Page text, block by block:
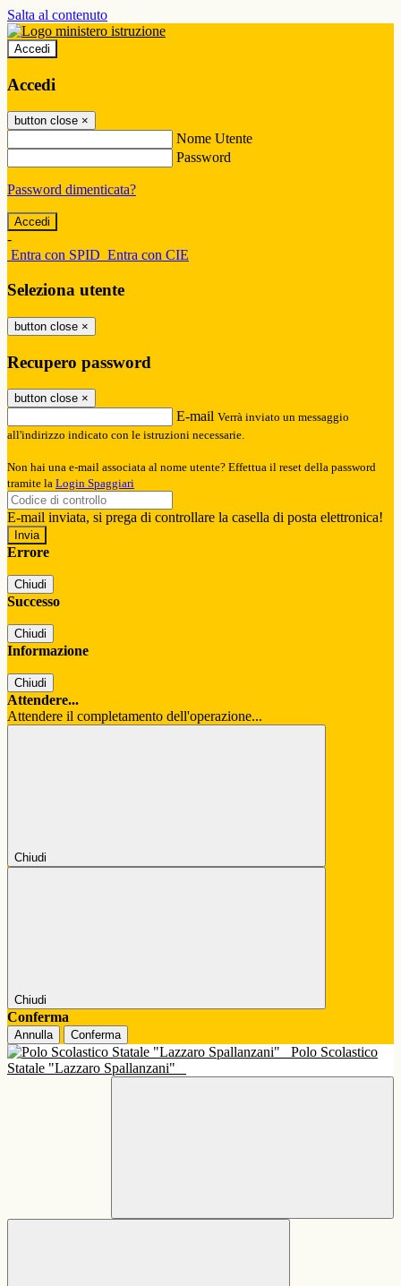
Salta al contenuto
Accedi
Accedi
button close ×
Nome Utente
Password
Password dimenticata?
-
Entra con SPID Entra con CIE
Seleziona utente
button close ×
Recupero password
button close ×
E-mail Verrà inviato un messaggio
all'indirizzo indicato con le istruzioni necessarie.
Non hai una e-mail associata al nome utente? Effettua il reset della password
tramite la Login Spaggiari
E-mail inviata, si prega di controllare la casella di posta elettronica!
Errore
Chiudi
Successo
Chiudi
Informazione
Chiudi
Attendere...
Attendere il completamento dell'operazione...
Chiudi
Chiudi
Conferma
Annulla Conferma
Polo Scolastico
Statale "Lazzaro Spallanzani"